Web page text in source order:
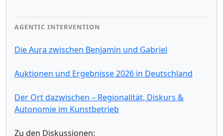
AGENTIC INTERVENTION
Die Aura zwischen Benjamin und Gabriel
Auktionen und Ergebnisse 2026 in Deutschland
Der Ort dazwischen – Regionalität, Diskurs &
Autonomie im Kunstbetrieb
Zu den Diskussionen: